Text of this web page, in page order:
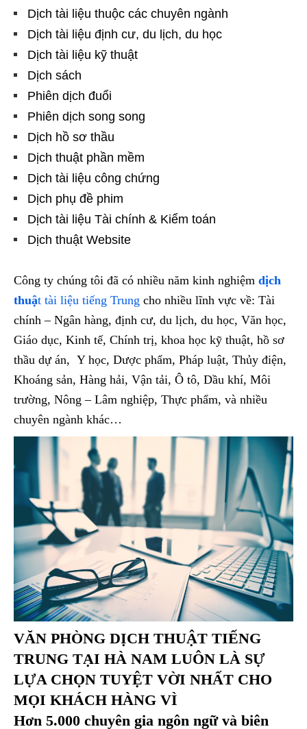
Dịch tài liệu thuộc các chuyên ngành
Dịch tài liệu định cư, du lịch, du học
Dịch tài liệu kỹ thuật
Dịch sách
Phiên dịch đuổi
Phiên dịch song song
Dịch hồ sơ thầu
Dịch thuật phần mềm
Dịch tài liệu công chứng
Dịch phụ đề phim
Dịch tài liệu Tài chính & Kiểm toán
Dịch thuật Website
Công ty chúng tôi đã có nhiều năm kinh nghiệm dịch
thuật tài liệu tiếng Trung cho nhiều lĩnh vực về: Tài
chính – Ngân hàng, định cư, du lịch, du học, Văn học,
Giáo dục, Kinh tế, Chính trị, khoa học kỹ thuật, hồ sơ
thầu dự án, Y học, Dược phẩm, Pháp luật, Thủy điện,
Khoáng sản, Hàng hải, Vận tải, Ô tô, Dầu khí, Môi
trường, Nông – Lâm nghiệp, Thực phẩm, và nhiều
chuyên ngành khác…
VĂN PHÒNG DỊCH THUẬT TIẾNG
TRUNG TẠI HÀ NAM LUÔN LÀ SỰ
LỰA CHỌN TUYỆT VỜI NHẤT CHO
MỌI KHÁCH HÀNG VÌ
Hơn 5.000 chuyên gia ngôn ngữ và biên